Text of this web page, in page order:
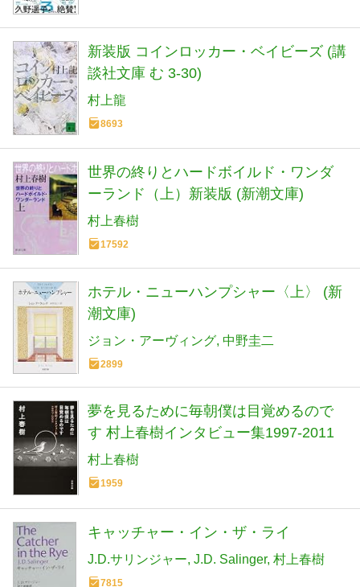
新装版 コインロッカー・ベイビーズ (講
談社文庫 む 3-30)
村上龍
8693
世界の終りとハードボイルド・ワンダ
ーランド（上）新装版 (新潮文庫)
村上春樹
17592
ホテル・ニューハンプシャー〈上〉 (新
潮文庫)
ジョン・アーヴィング 中野圭二
2899
夢を見るために毎朝僕は目覚めるので
す 村上春樹インタビュー集1997-2011
村上春樹
1959
キャッチャー・イン・ザ・ライ
J.D.サリンジャー J.D. Salinger 村上春樹
7815